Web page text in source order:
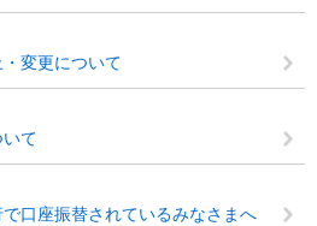
・変更について
て
で口座振替されているみなさまへ